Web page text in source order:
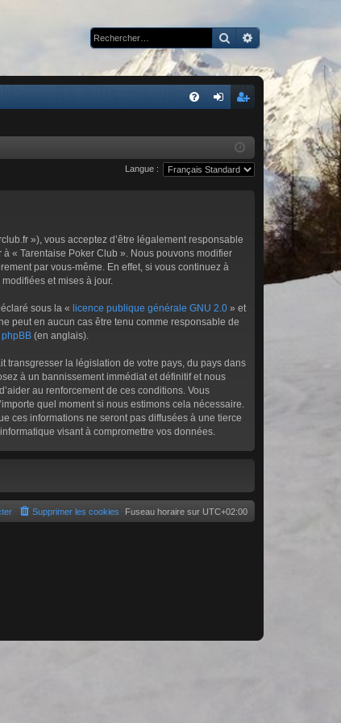
Rechercher
Recherche
xi
cri
pti
Langue :
»), vous acceptez d’être légalement responsable
« Tarentaise Poker Club ». Nous pouvons modifier
par vous-même. En effet, si vous continuez à
et mises à jour.
sous la « licence publique générale GNU 2.0 » et
peut en aucun cas être tenu comme responsable de
phpBB (en anglais).
transgresser la législation de votre pays, du pays dans
à un bannissement immédiat et définitif et nous
au renforcement de ces conditions. Vous
quel moment si nous estimons cela nécessaire.
ces informations ne seront pas diffusées à une tierce
visant à compromettre vos données.
Fuseau horaire sur UTC+02:00
Supprimer les cookies